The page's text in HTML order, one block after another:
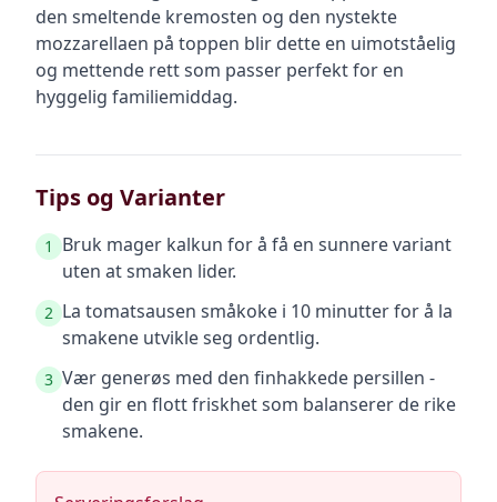
den smeltende kremosten og den nystekte
mozzarellaen på toppen blir dette en uimotståelig
og mettende rett som passer perfekt for en
hyggelig familiemiddag.
Tips og Varianter
1
Bruk mager kalkun for å få en sunnere variant
uten at smaken lider.
2 La tomatsausen småkoke i 10 minutter for å la
smakene utvikle seg ordentlig.
3 Vær generøs med den finhakkede persillen -
den gir en flott friskhet som balanserer de rike
smakene.